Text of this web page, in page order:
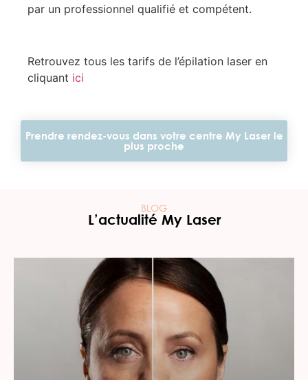
par un professionnel qualifié et compétent.
Retrouvez tous les tarifs de l’épilation laser en
cliquant ici
Prendre rendez-vous dans votre centre My Laser le
plus proche
BLOG
L’actualité My Laser